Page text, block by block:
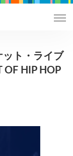
ット・ライブ
OF HIP HOP